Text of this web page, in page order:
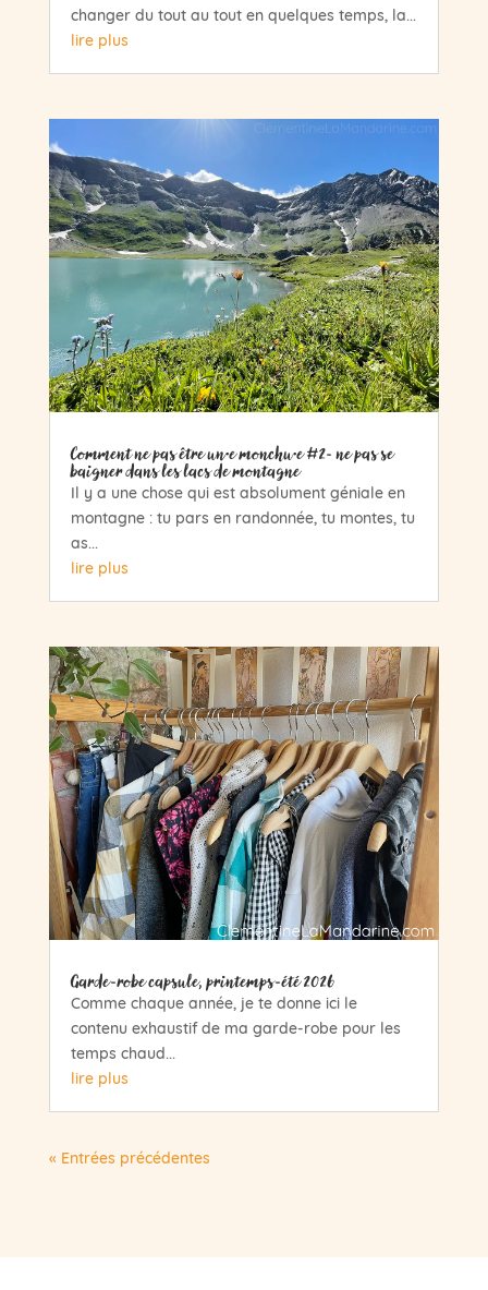
changer du tout au tout en quelques temps, la...
lire plus
Comment ne pas être un·e monchu·e #2- ne pas se
baigner dans les lacs de montagne
Il y a une chose qui est absolument géniale en
montagne : tu pars en randonnée, tu montes, tu
as...
lire plus
Garde-robe capsule, printemps-été 2026
Comme chaque année, je te donne ici le
contenu exhaustif de ma garde-robe pour les
temps chaud...
lire plus
« Entrées précédentes